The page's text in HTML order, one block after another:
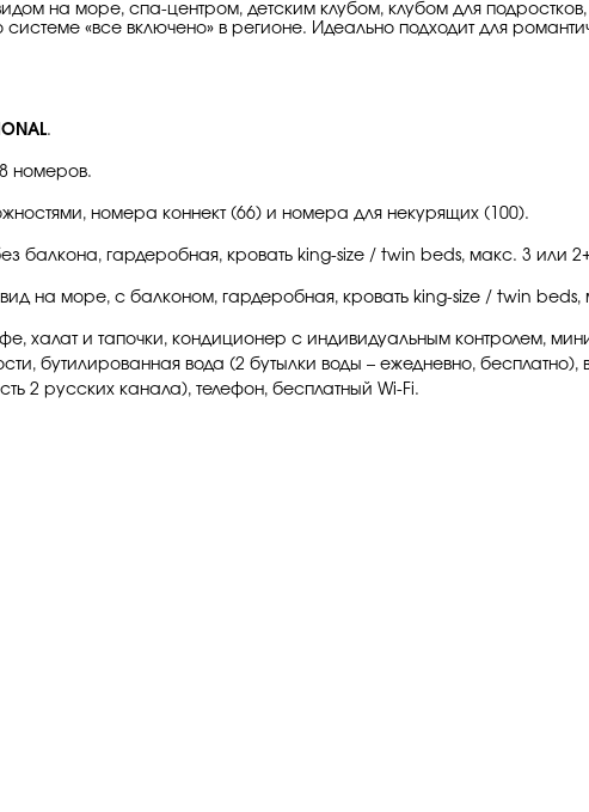
на море, спа-центром, детским клубом, клубом для
«все включено» в регионе. Идеально подходит для
.
номеров.
номера коннект (66) и номера для некурящих (100).
балкона, гардеробная, кровать king-size / twin beds, макс. 3 или
на море, с балконом, гардеробная, кровать king-size / twin beds,
халат и тапочки, кондиционер с индивидуальным контролем,
бутилированная вода (2 бутылки воды – ежедневно,
2 русских канала), телефон, бесплатный Wi-Fi.